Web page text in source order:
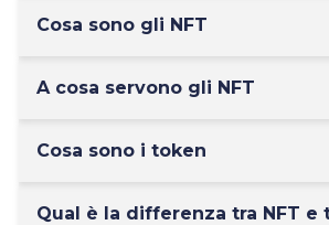
Cosa sono gli NFT
A cosa servono gli NFT
Cosa sono i token
Qual è la differenza tra NFT e